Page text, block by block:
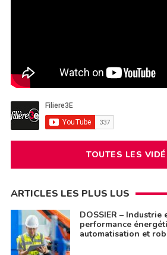
TOUTES LES
ARTICLES LES PLUS LUS
DOSSIER – Industrie
performance
automatisation et